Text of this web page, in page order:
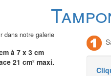
dans notre galerie
à 7 x 3 cm
21 cm² maxi.